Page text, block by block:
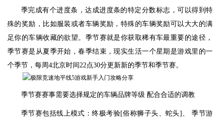
季完成有个进度条，达成进度条的特定分数标志，可以得到特
殊的奖励，比如服装或者车辆奖励，特殊的车辆奖励可以大大的满
足你的车辆收藏的欲望。季节赛就是你获取稀有车最重要的途径，
季节赛是从夏季开始，春季结束，现实生活一个星期是游戏里的一
个季节，每周4北京时间22点30分更新新的季节和季节赛。
季节赛赛事需要选择规定的车辆品牌等级 配合合适的调教
季节赛包括线上模式：终极考验[俗称狮子头、蛇头]、 季节游